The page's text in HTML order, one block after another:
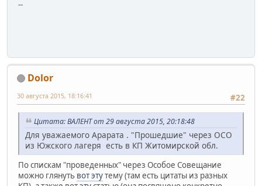
--
Dolor
#22
30 августа 2015, 18:16:41
Цитата: ВАЛЕНТ от 29 августа 2015, 20:18:48
Для уважаемого Арарата . "Прошедшие" через ОСО
из Южского лагеря есть в КП Житомирской обл.
По спискам "проведенных" через Особое Совещание
можно глянуть вот этутему (там есть цитаты из разных